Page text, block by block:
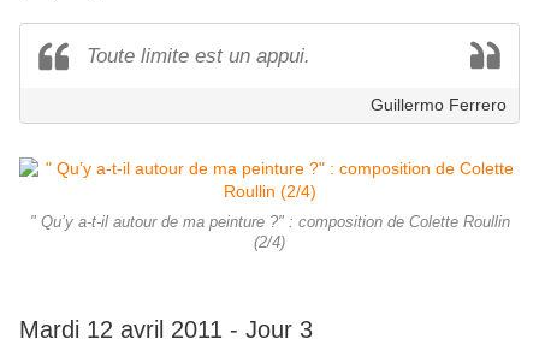
Toute limite est un appui.
Guillermo Ferrero
" Qu’y a-t-il autour de ma peinture ?" : composition de Colette Roullin
(2/4)
Mardi 12 avril 2011 - Jour 3